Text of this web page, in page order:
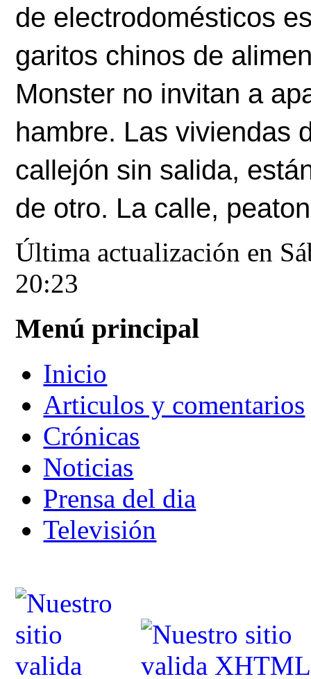
de electrodomésticos
garitos chinos de
Monster no invitan a
hambre. Las viviendas
callejón sin salida,
de otro. La calle,
Última actualización en
20:23
Menú principal
Inicio
Articulos y comentarios
Crónicas
Noticias
Prensa del dia
Televisión